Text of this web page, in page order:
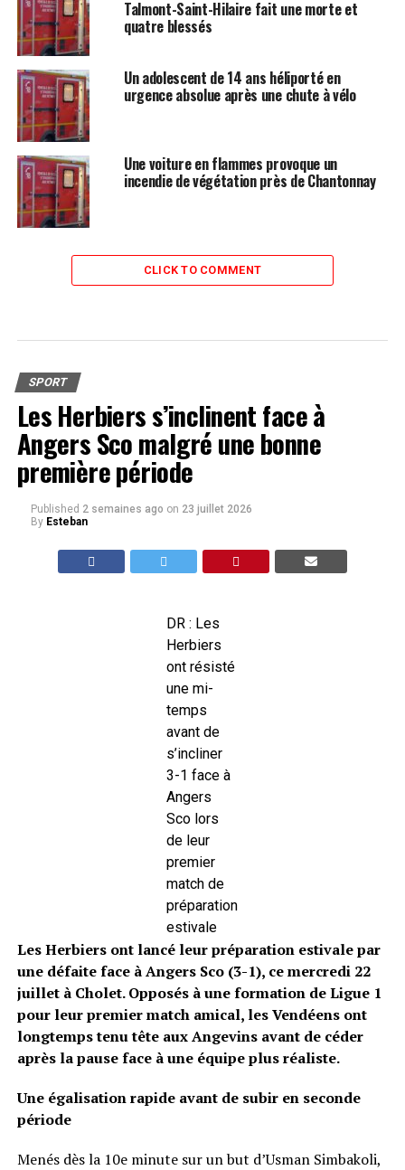
Talmont-Saint-Hilaire fait une morte et
quatre blessés
Un adolescent de 14 ans héliporté en
urgence absolue après une chute à vélo
Une voiture en flammes provoque un
incendie de végétation près de Chantonnay
CLICK TO COMMENT
SPORT
Les Herbiers s’inclinent face à
Angers Sco malgré une bonne
première période
Published 2 semaines ago on 23 juillet 2026
By Esteban
DR : Les
Herbiers
ont résisté
une mi-
temps
avant de
s’incliner
3-1 face à
Angers
Sco lors
de leur
premier
match de
préparation
estivale
Les Herbiers ont lancé leur préparation estivale par
une défaite face à Angers Sco (3-1), ce mercredi 22
juillet à Cholet. Opposés à une formation de Ligue 1
pour leur premier match amical, les Vendéens ont
longtemps tenu tête aux Angevins avant de céder
après la pause face à une équipe plus réaliste.
Une égalisation rapide avant de subir en seconde
période
Menés dès la 10e minute sur un but d’Usman Simbakoli,